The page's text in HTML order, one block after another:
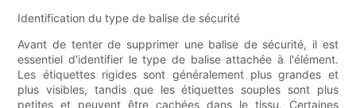
Identification du type de balise de sécurité
Avant de tenter de supprimer une balise de sécurité, il est
essentiel d'identifier le type de balise attachée à l'élément.
Les étiquettes rigides sont généralement plus grandes et
plus visibles, tandis que les étiquettes souples sont plus
petites et peuvent être cachées dans le tissu. Certaines